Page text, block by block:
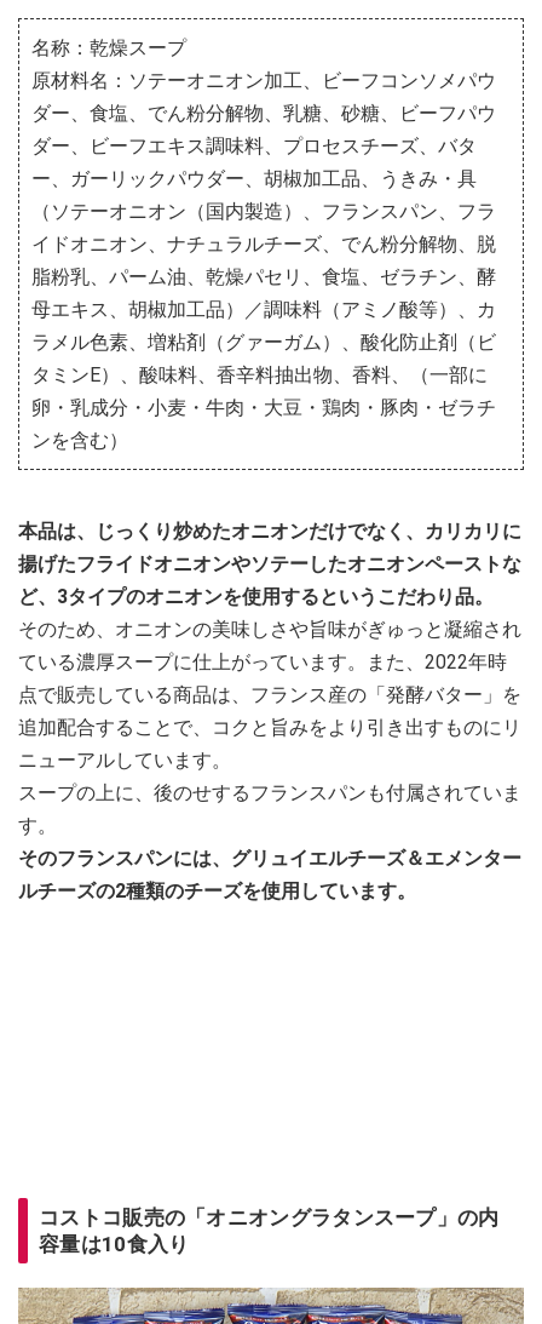
名称：乾燥スープ
原材料名：ソテーオニオン加工、ビーフコンソメパウ
ダー、食塩、でん粉分解物、乳糖、砂糖、ビーフパウ
ダー、ビーフエキス調味料、プロセスチーズ、バタ
ー、ガーリックパウダー、胡椒加工品、うきみ・具
（ソテーオニオン（国内製造）、フランスパン、フラ
イドオニオン、ナチュラルチーズ、でん粉分解物、脱
脂粉乳、パーム油、乾燥パセリ、食塩、ゼラチン、酵
母エキス、胡椒加工品）／調味料（アミノ酸等）、カ
ラメル色素、増粘剤（グァーガム）、酸化防止剤（ビ
タミンE）、酸味料、香辛料抽出物、香料、（一部に
卵・乳成分・小麦・牛肉・大豆・鶏肉・豚肉・ゼラチ
ンを含む）
本品は、じっくり炒めたオニオンだけでなく、カリカリに
揚げたフライドオニオンやソテーしたオニオンペーストな
ど、3タイプのオニオンを使用するというこだわり品。
そのため、オニオンの美味しさや旨味がぎゅっと凝縮され
ている濃厚スープに仕上がっています。また、2022年時
点で販売している商品は、フランス産の「発酵バター」を
追加配合することで、コクと旨みをより引き出すものにリ
ニューアルしています。
スープの上に、後のせするフランスパンも付属されていま
す。
そのフランスパンには、グリュイエルチーズ＆エメンター
ルチーズの2種類のチーズを使用しています。
コストコ販売の「オニオングラタンスープ」の内
容量は10食入り